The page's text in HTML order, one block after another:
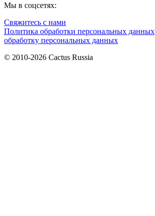
Мы в соцсетях:
Свяжитесь с нами
Политика обработки персональных данных
обработку персональных данных
© 2010-2026 Cactus Russia